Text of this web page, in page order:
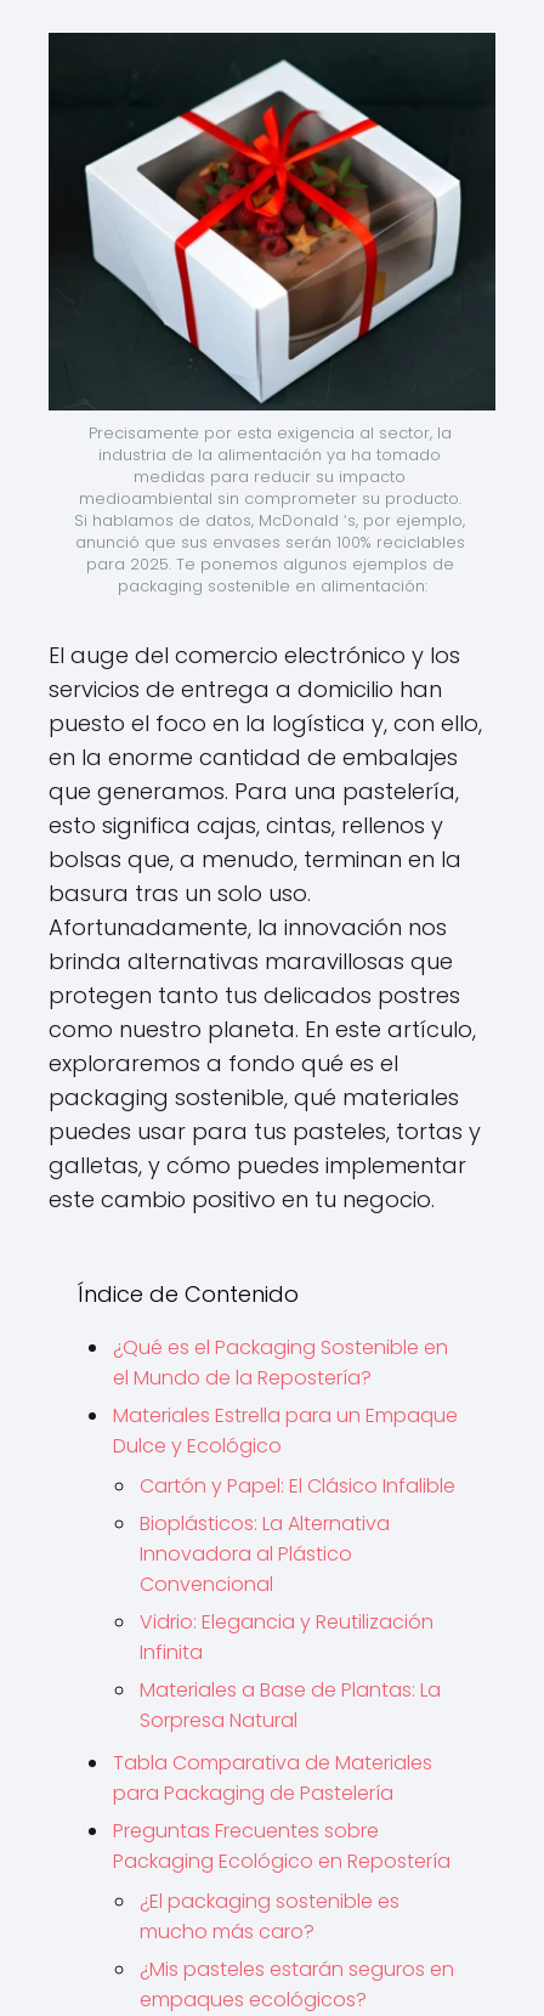
Precisamente por esta exigencia al sector, la
industria de la alimentación ya ha tomado
medidas para reducir su impacto
medioambiental sin comprometer su producto.
Si hablamos de datos, McDonald ‘s, por ejemplo,
anunció que sus envases serán 100% reciclables
para 2025. Te ponemos algunos ejemplos de
packaging sostenible en alimentación:
El auge del comercio electrónico y los
servicios de entrega a domicilio han
puesto el foco en la logística y, con ello,
en la enorme cantidad de embalajes
que generamos. Para una pastelería,
esto significa cajas, cintas, rellenos y
bolsas que, a menudo, terminan en la
basura tras un solo uso.
Afortunadamente, la innovación nos
brinda alternativas maravillosas que
protegen tanto tus delicados postres
como nuestro planeta. En este artículo,
exploraremos a fondo qué es el
packaging sostenible, qué materiales
puedes usar para tus pasteles, tortas y
galletas, y cómo puedes implementar
este cambio positivo en tu negocio.
Índice de Contenido
¿Qué es el Packaging Sostenible en
el Mundo de la Repostería?
Materiales Estrella para un Empaque
Dulce y Ecológico
Cartón y Papel: El Clásico Infalible
Bioplásticos: La Alternativa
Innovadora al Plástico
Convencional
Vidrio: Elegancia y Reutilización
Infinita
Materiales a Base de Plantas: La
Sorpresa Natural
Tabla Comparativa de Materiales
para Packaging de Pastelería
Preguntas Frecuentes sobre
Packaging Ecológico en Repostería
¿El packaging sostenible es
mucho más caro?
¿Mis pasteles estarán seguros en
empaques ecológicos?